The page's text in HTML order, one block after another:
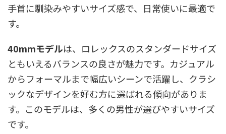
手首に馴染みやすいサイズ感で、日常使いに最適で
す。
40mmモデルは、ロレックスのスタンダードサイズ
ともいえるバランスの良さが魅力です。カジュアル
からフォーマルまで幅広いシーンで活躍し、クラシ
ックなデザインを好む方に選ばれる傾向がありま
す。このモデルは、多くの男性が選びやすいサイズ
です。